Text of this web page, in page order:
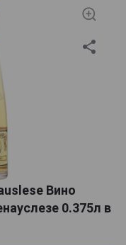
Вино
0.375л в